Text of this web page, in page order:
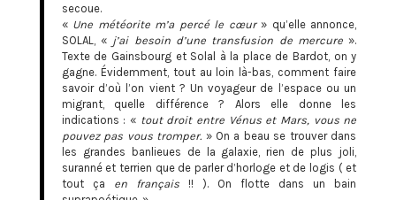
secoue.
« Une météorite m’a percé le cœur» qu’elle annonce,
SOLAL, « j’ai besoin d’une transfusion de mercure».
Texte de Gainsbourg et Solal à la place de Bardot, on y
gagne. Évidemment, tout au loin là-bas, comment faire
savoir d’où l’on vient ? Un voyageur de l’espace ou un
migrant, quelle différence ? Alors elle donne les
indications : « tout droit entre Vénus et Mars, vous ne
pouvez pas vous tromper. » On a beau se trouver dans
les grandes banlieues de la galaxie, rien de plus joli,
suranné et terrien que de parler d’horloge et de logis ( et
tout ça en français!! ). On flotte dans un bain